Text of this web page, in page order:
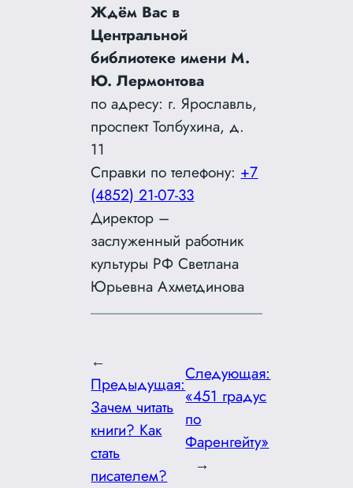
Ждём Вас в
Центральной
библиотеке имени М.
Ю. Лермонтова
по адресу: г. Ярославль,
проспект Толбухина, д.
11
Справки по телефону: +7
(4852) 21-07-33
Директор –
заслуженный работник
культуры РФ Светлана
Юрьевна Ахметдинова
←
Предыдущая:
Зачем читать
книги? Как
стать
писателем?
Следующая:
«451 градус
по
Фаренгейту»
→